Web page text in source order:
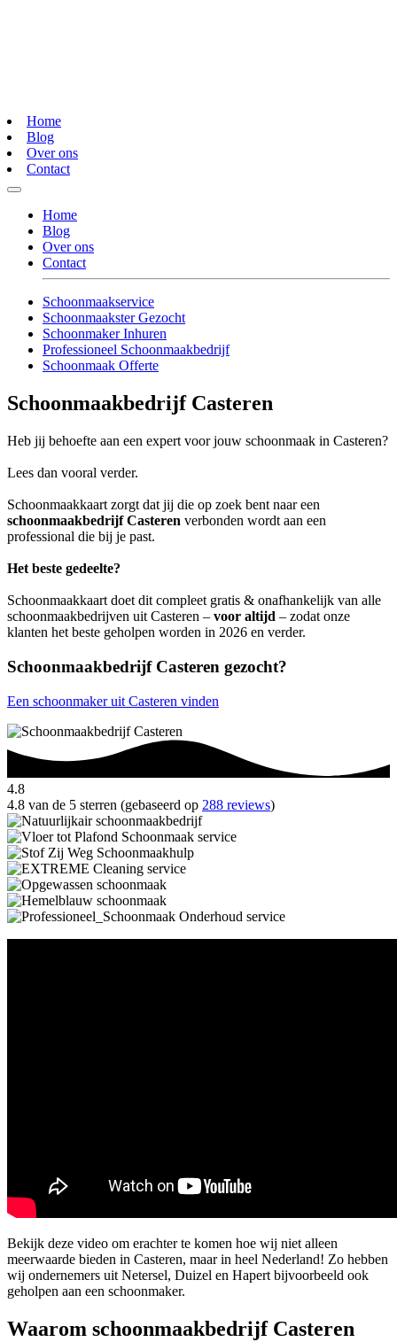
Home
Blog
Over ons
Contact
Home
Blog
Over ons
Contact
Schoonmaakservice
Schoonmaakster Gezocht
Schoonmaker Inhuren
Professioneel Schoonmaakbedrijf
Schoonmaak Offerte
Schoonmaakbedrijf Casteren
Heb jij behoefte aan een expert voor jouw schoonmaak in Casteren?
Lees dan vooral verder.
Schoonmaakkaart zorgt dat jij die op zoek bent naar een
schoonmaakbedrijf Casteren verbonden wordt aan een
professional die bij je past.
Het beste gedeelte?
Schoonmaakkaart doet dit compleet gratis & onafhankelijk van alle
schoonmaakbedrijven uit Casteren – voor altijd – zodat onze
klanten het beste geholpen worden in 2026 en verder.
Schoonmaakbedrijf Casteren gezocht?
Een schoonmaker uit Casteren vinden
4.8
4.8 van de 5 sterren (gebaseerd op 288 reviews)
Bekijk deze video om erachter te komen hoe wij niet alleen
meerwaarde bieden in Casteren, maar in heel Nederland! Zo hebben
wij ondernemers uit Netersel, Duizel en Hapert bijvoorbeeld ook
geholpen aan een schoonmaker.
Waarom schoonmaakbedrijf Casteren